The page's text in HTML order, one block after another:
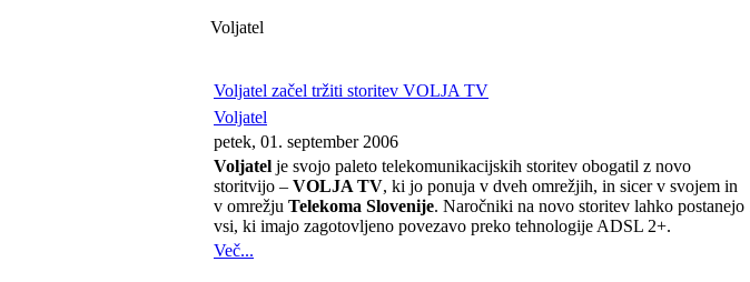
Voljatel
Voljatel začel tržiti storitev VOLJA TV
Voljatel
petek, 01. september 2006
Voljatel je svojo paleto telekomunikacijskih storitev obogatil z novo
storitvijo – VOLJA TV, ki jo ponuja v dveh omrežjih, in sicer v svojem in
v omrežju Telekoma Slovenije. Naročniki na novo storitev lahko postanejo
vsi, ki imajo zagotovljeno povezavo preko tehnologije ADSL 2+.
Več...